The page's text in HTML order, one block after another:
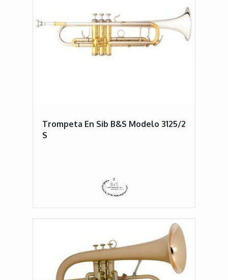
Trompeta En Sib B&S Modelo 3125/2
S